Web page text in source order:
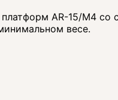
AR-15/M4
весе.